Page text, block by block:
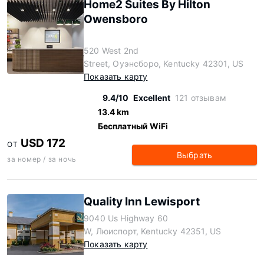
Home2 Suites By Hilton
Owensboro
520 West 2nd
Street, Оуэнсборо, Kentucky 42301, US
Показать карту
9.4/10 Excellent 121 отзывам
13.4 km
Бесплатный WiFi
ОТ USD 172
за номер / за ночь Выбрать
Quality Inn Lewisport
9040 Us Highway 60
W, Люиспорт, Kentucky 42351, US
Показать карту